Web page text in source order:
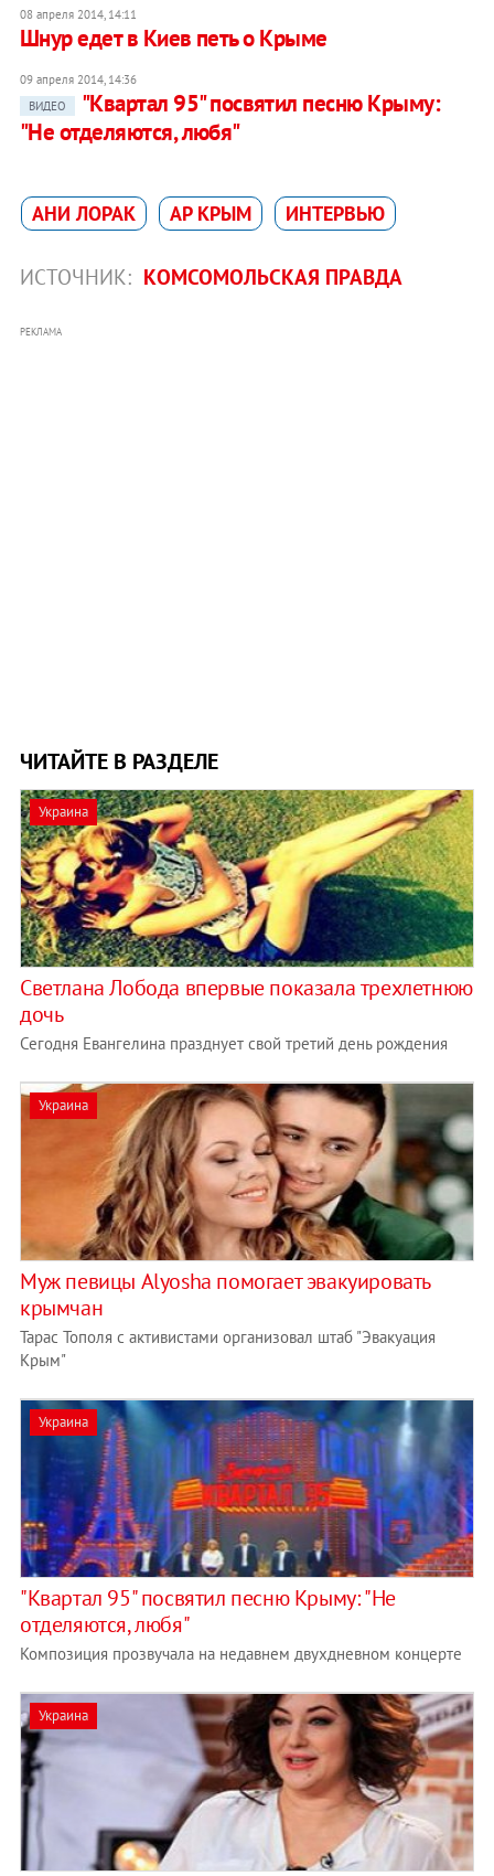
08 апреля 2014, 14:11
Шнур едет в Киев петь о Крыме
09 апреля 2014, 14:36
ВИДЕО
"Квартал 95" посвятил песню Крыму:
"Не отделяются, любя"
АНИ ЛОРАК АР КРЫМ ИНТЕРВЬЮ
ИСТОЧНИК: КОМСОМОЛЬСКАЯ ПРАВДА
РЕКЛАМА
ЧИТАЙТЕ В РАЗДЕЛЕ
Украина
Светлана Лобода впервые показала трехлетнюю
дочь
Сегодня Евангелина празднует свой третий день рождения
Украина
Муж певицы Alyosha помогает эвакуировать
крымчан
Тарас Тополя с активистами организовал штаб "Эвакуация
Крым"
Украина
"Квартал 95" посвятил песню Крыму: "Не
отделяются, любя"
Композиция прозвучала на недавнем двухдневном концерте
Украина